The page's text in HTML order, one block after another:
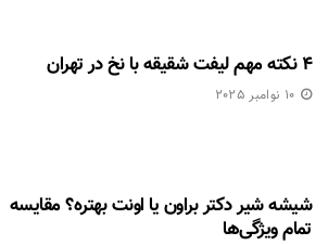
۴ نکته مهم لیفت شقیقه با نخ در تهران
10 نوامبر 2025
شیشه شیر دکتر براون یا اونت بهتره؟ مقایسه
تمام ویژگی‌ها